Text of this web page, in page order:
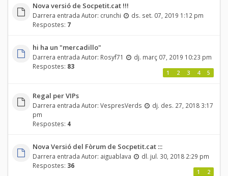
Nova versió de Socpetit.cat !!!
Darrera entrada Autor: crunchi
ds. set. 07, 2019 1:12 pm
Respostes: 7
hi ha un "mercadillo"
Darrera entrada Autor: Rosyf71
dj. març 07, 2019 10:23 pm
Respostes: 83
1 2 3 4 5
Regal per VIPs
Darrera entrada Autor: VespresVerds
dj. des. 27, 2018 3:17
pm
Respostes: 4
Nova Versió del Fòrum de Socpetit.cat :::
Darrera entrada Autor: aiguablava
dl. jul. 30, 2018 2:29 pm
Respostes: 36
1 2